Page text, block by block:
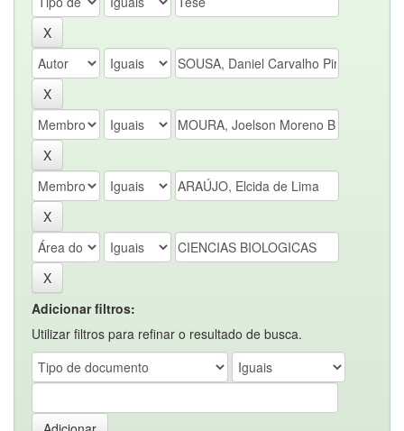
Adicionar filtros:
Utilizar filtros para refinar o resultado de busca.